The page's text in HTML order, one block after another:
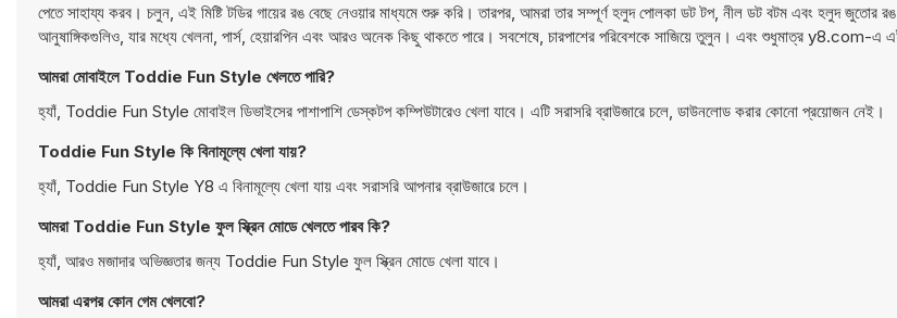
পেতে সাহায্য করব। চলুন, এই মিষ্টি টডির গায়ের রঙ বেছে নেওয়ার মাধ্যমে শুরু করি। তারপর, আমরা তার সম্পূর্ণ হলুদ পোলকা ডট টপ, নীল ডট বটম এবং হলুদ জুতোর রঙ
আনুষাঙ্গিকগুলিও, যার মধ্যে খেলনা, পার্স, হেয়ারপিন এবং আরও অনেক কিছু থাকতে পারে। সবশেষে, চারপাশের পরিবেশকে সাজিয়ে তুলুন। এবং শুধুমাত্র y8.com-এ
আমরা মোবাইলে Toddie Fun Style খেলতে পারি?
হ্যাঁ, Toddie Fun Style মোবাইল ডিভাইসের পাশাপাশি ডেস্কটপ কম্পিউটারেও খেলা যাবে। এটি সরাসরি ব্রাউজারে চলে, ডাউনলোড করার কোনো প্রয়োজন নেই।
Toddie Fun Style কি বিনামূল্যে খেলা যায়?
হ্যাঁ, Toddie Fun Style Y8 এ বিনামূল্যে খেলা যায় এবং সরাসরি আপনার ব্রাউজারে চলে।
আমরা Toddie Fun Style ফুল স্ক্রিন মোডে খেলতে পারব কি?
হ্যাঁ, আরও মজাদার অভিজ্ঞতার জন্য Toddie Fun Style ফুল স্ক্রিন মোডে খেলা যাবে।
আমরা এরপর কোন গেম খেলবো?